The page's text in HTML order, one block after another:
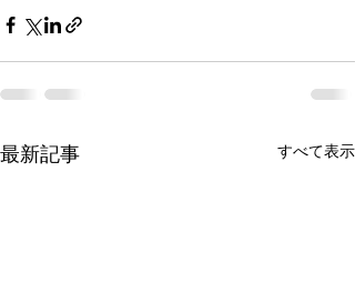
最新記事 すべて表示